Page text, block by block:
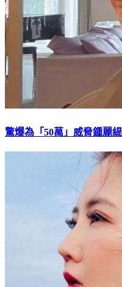
驚爆為「50萬」威脅鍾麗